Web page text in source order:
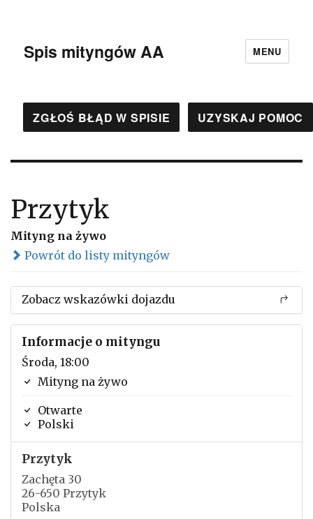
Spis mityngów AA MENU
ZGŁOŚ BŁĄD W SPISIE UZYSKAJ POMOC
Przytyk
Mityng na żywo
Powrót do listy mityngów
Zobacz wskazówki dojazdu
Informacje o mityngu
Środa, 18:00
Mityng na żywo
Otwarte
Polski
Przytyk
Zachęta 30
26-650 Przytyk
Polska